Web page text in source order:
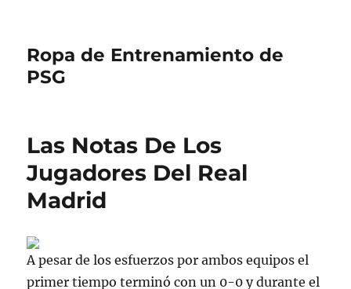
Ropa de Entrenamiento de
PSG
Las Notas De Los
Jugadores Del Real
Madrid
A pesar de los esfuerzos por ambos equipos el
primer tiempo terminó con un 0-0 y durante el